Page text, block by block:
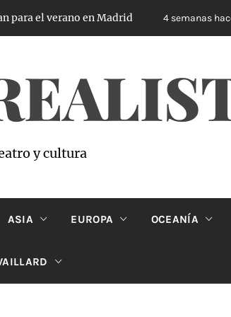
el verano en Madrid 4 semanas hace
y cultura
ASIA EUROPA OCEANÍA